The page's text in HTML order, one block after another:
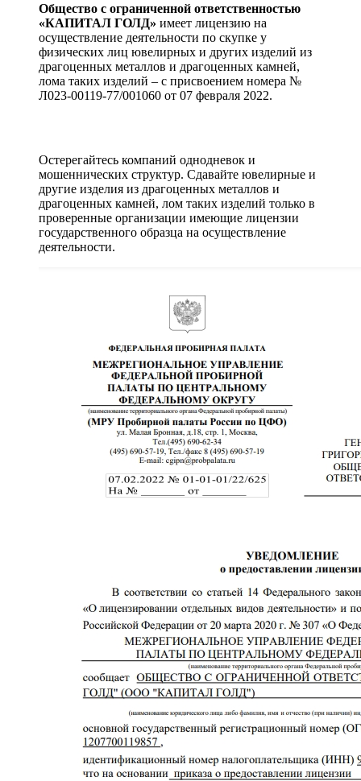
Общество с ограниченной ответственностью
«КАПИТАЛ ГОЛД» имеет лицензию на
осуществление деятельности по скупке у
физических лиц ювелирных и других изделий из
драгоценных металлов и драгоценных камней,
лома таких изделий – с присвоением номера №
Л023-00119-77/001060 от 07 февраля 2022.
Остерегайтесь компаний однодневок и
мошеннических структур. Сдавайте ювелирные и
другие изделия из драгоценных металлов и
драгоценных камней, лом таких изделий только в
проверенные организации имеющие лицензии
государственного образца на осуществление
деятельности.